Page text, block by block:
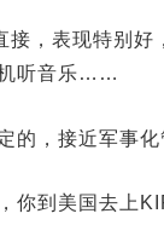
接，表现特别好
机听音乐……
的，接近军事化
你到美国去上